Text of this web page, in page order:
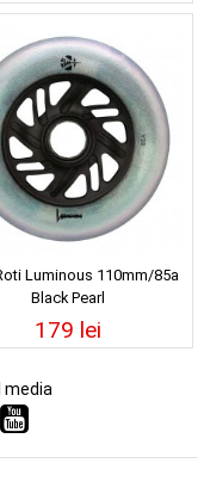
Luminous 110mm/85a
Black Pearl
179 lei
media